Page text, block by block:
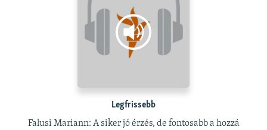
Legfrissebb
Falusi Mariann: A siker jó érzés, de fontosabb a hozzá